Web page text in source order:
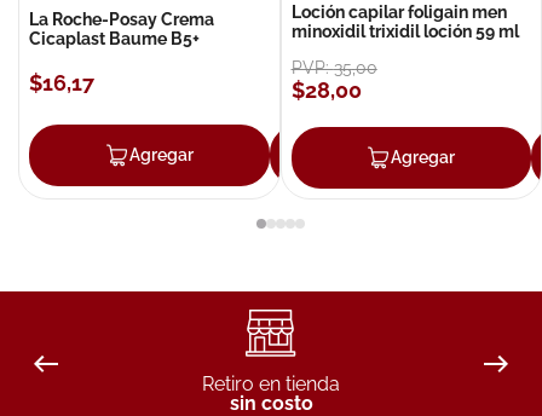
La Roche-Posay Crema
Cicaplast Baume B5+
$16,17
Agregar Agregar
Loción capilar foligain men
minoxidil trixidil loción 59 ml
PVP:35,00
$28,00
Agregar
Retiro en tienda
sin costo